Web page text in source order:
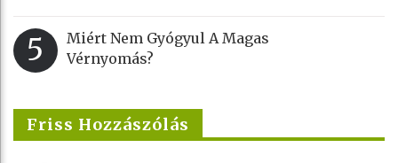
5
Miért Nem Gyógyul A Magas
Vérnyomás?
Friss Hozzászólás